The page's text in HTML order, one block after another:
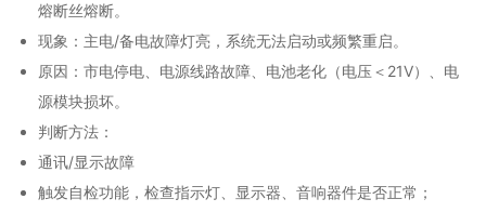
熔断丝熔断。
现象：主电/备电故障灯亮，系统无法启动或频繁重启。
原因：市电停电、电源线路故障、电池老化（电压＜21V）、电
源模块损坏。
判断方法：
通讯/显示故障
触发自检功能，检查指示灯、显示器、音响器件是否正常；